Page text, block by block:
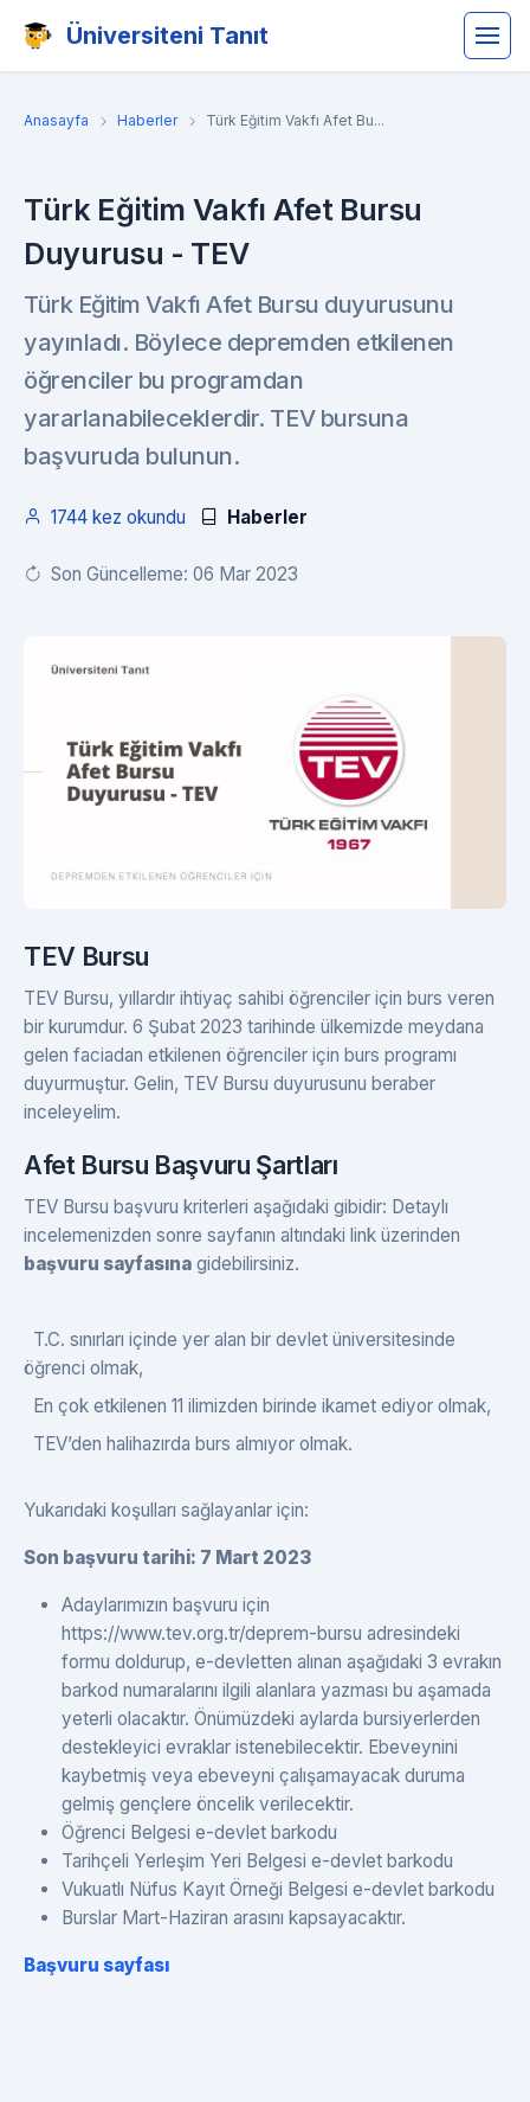
Üniversiteni Tanıt
Anasayfa Haberler Türk Eğitim Vakfı Afet Bu...
Türk Eğitim Vakfı Afet Bursu
Duyurusu - TEV
Türk Eğitim Vakfı Afet Bursu duyurusunu
yayınladı. Böylece depremden etkilenen
öğrenciler bu programdan
yararlanabileceklerdir. TEV bursuna
başvuruda bulunun.
1744 kez okundu Haberler
Son Güncelleme: 06 Mar 2023
TEV Bursu
TEV Bursu, yıllardır ihtiyaç sahibi öğrenciler için burs veren
bir kurumdur. 6 Şubat 2023 tarihinde ülkemizde meydana
gelen faciadan etkilenen öğrenciler için burs programı
duyurmuştur. Gelin, TEV Bursu duyurusunu beraber
inceleyelim.
Afet Bursu Başvuru Şartları
TEV Bursu başvuru kriterleri aşağıdaki gibidir: Detaylı
incelemenizden sonre sayfanın altındaki link üzerinden
başvuru sayfasına gidebilirsiniz.
T.C. sınırları içinde yer alan bir devlet üniversitesinde
öğrenci olmak,
En çok etkilenen 11 ilimizden birinde ikamet ediyor olmak,
TEV’den halihazırda burs almıyor olmak.
Yukarıdaki koşulları sağlayanlar için:
Son başvuru tarihi: 7 Mart 2023
Adaylarımızın başvuru için
https://www.tev.org.tr/deprem-bursu adresindeki
formu doldurup, e-devletten alınan aşağıdaki 3 evrakın
barkod numaralarını ilgili alanlara yazması bu aşamada
yeterli olacaktır. Önümüzdeki aylarda bursiyerlerden
destekleyici evraklar istenebilecektir. Ebeveynini
kaybetmiş veya ebeveyni çalışamayacak duruma
gelmiş gençlere öncelik verilecektir.
Öğrenci Belgesi e-devlet barkodu
Tarihçeli Yerleşim Yeri Belgesi e-devlet barkodu
Vukuatlı Nüfus Kayıt Örneği Belgesi e-devlet barkodu
Burslar Mart-Haziran arasını kapsayacaktır.
Başvuru sayfası